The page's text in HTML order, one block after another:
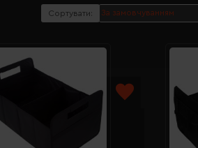
Сортувати: